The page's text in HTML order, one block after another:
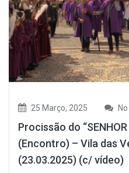
25 Março, 2025
Procissão do “SENHOR
(Encontro) – Vila das
(23.03.2025) (c/ vídeo)